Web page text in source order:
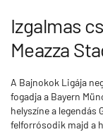
Izgalmas
Meazza
A Bajnokok Ligája
fogadja a Bayern
helyszíne a legendás
felforrósodik majd a